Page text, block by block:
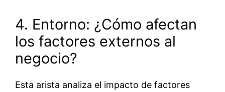
4. Entorno: ¿Cómo afectan
los factores externos al
negocio?
Esta arista analiza el impacto de factores